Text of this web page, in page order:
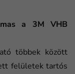
a 3M VHB
többek között
felületek tartós